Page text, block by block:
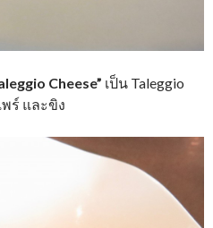
Cheese” เป็น Taleggio
ร์ และขิง